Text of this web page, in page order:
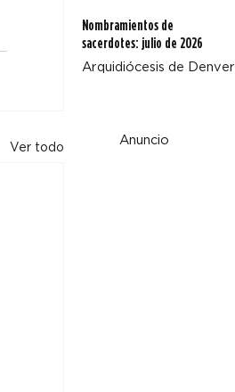
Ver todo
Nombramientos de
sacerdotes: julio de 2026
Arquidiócesis de Denver
Anuncio